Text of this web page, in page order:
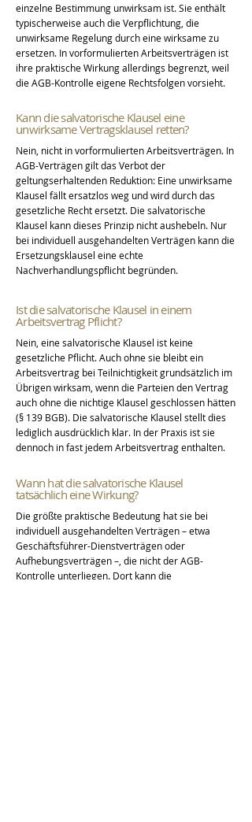
einzelne Bestimmung unwirksam ist. Sie enthält
typischerweise auch die Verpflichtung, die
unwirksame Regelung durch eine wirksame zu
ersetzen. In vorformulierten Arbeitsverträgen ist
ihre praktische Wirkung allerdings begrenzt, weil
die AGB-Kontrolle eigene Rechtsfolgen vorsieht.
Kann die salvatorische Klausel eine
unwirksame Vertragsklausel retten?
Nein, nicht in vorformulierten Arbeitsverträgen. In
AGB-Verträgen gilt das Verbot der
geltungserhaltenden Reduktion: Eine unwirksame
Klausel fällt ersatzlos weg und wird durch das
gesetzliche Recht ersetzt. Die salvatorische
Klausel kann dieses Prinzip nicht aushebeln. Nur
bei individuell ausgehandelten Verträgen kann die
Ersetzungsklausel eine echte
Nachverhandlungspflicht begründen.
Ist die salvatorische Klausel in einem
Arbeitsvertrag Pflicht?
Nein, eine salvatorische Klausel ist keine
gesetzliche Pflicht. Auch ohne sie bleibt ein
Arbeitsvertrag bei Teilnichtigkeit grundsätzlich im
Übrigen wirksam, wenn die Parteien den Vertrag
auch ohne die nichtige Klausel geschlossen hätten
(§ 139 BGB). Die salvatorische Klausel stellt dies
lediglich ausdrücklich klar. In der Praxis ist sie
dennoch in fast jedem Arbeitsvertrag enthalten.
Wann hat die salvatorische Klausel
tatsächlich eine Wirkung?
Die größte praktische Bedeutung hat sie bei
individuell ausgehandelten Verträgen – etwa
Geschäftsführer-Dienstverträgen oder
Aufhebungsverträgen –, die nicht der AGB-
Kontrolle unterliegen. Dort kann die